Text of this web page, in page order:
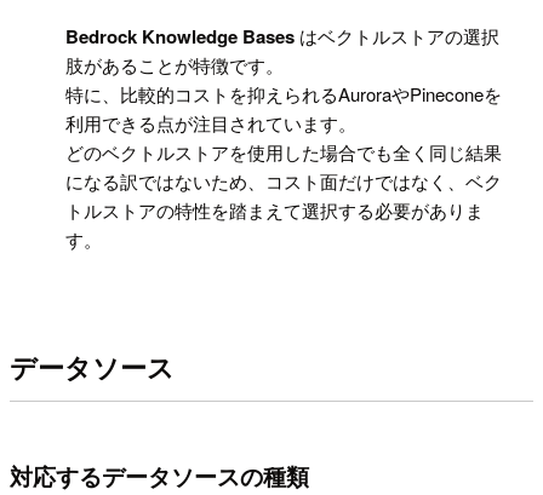
Bedrock Knowledge Bases はベクトルストアの選択
肢があることが特徴です。
特に、比較的コストを抑えられるAuroraやPineconeを
利用できる点が注目されています。
どのベクトルストアを使用した場合でも全く同じ結果
になる訳ではないため、コスト面だけではなく、ベク
トルストアの特性を踏まえて選択する必要がありま
す。
データソース
対応するデータソースの種類